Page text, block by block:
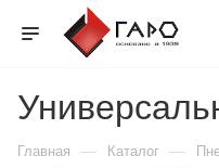
Главная — Каталог —